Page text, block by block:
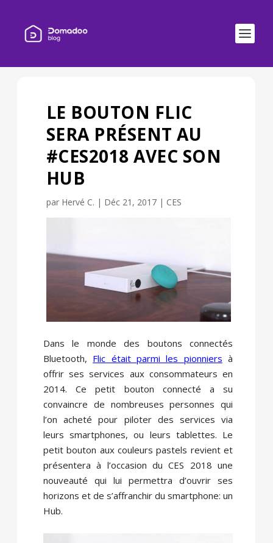
LE BOUTON FLIC
SERA PRÉSENT AU
#CES2018 AVEC SON
HUB
par Hervé C. | Déc 21, 2017| CES
Dans le monde des boutons connectés
Bluetooth, Flic était parmi les pionniers à
offrir ses services aux consommateurs en
2014. Ce petit bouton connecté a su
convaincre de nombreuses personnes qui
l’on acheté pour piloter des services via
leurs smartphones, ou leurs tablettes. Le
petit bouton aux couleurs pastels revient et
présentera à l’occasion du CES 2018 une
nouveauté qui lui permettra d’ouvrir ses
horizons et de s’affranchir du smartphone: un
Hub.